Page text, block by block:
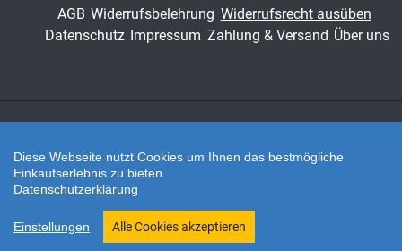
Fachbereich Wirtschaft
AGB Widerrufsbelehrung Widerrufsrecht ausüben
Datenschutz Impressum Zahlung & Versand Über uns
Twitter
Shop erstellt mit VersaCommerce.
Diese Webseite nutzt Cookies um Ihnen das bestmögliche
Einkaufserlebnis zu bieten.
Datenschutzerklärung
Einstellungen Alle Cookies akzeptieren